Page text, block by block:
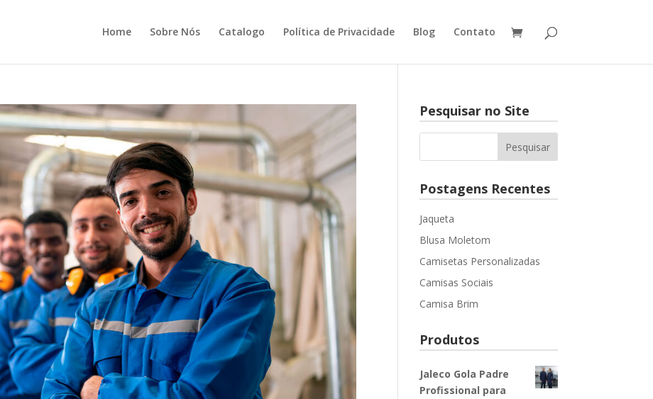
Home Sobre Nós Catalogo Política de Privacidade Blog Contato
Pesquisar no Site
Postagens Recentes
Jaqueta
Blusa Moletom
Camisetas Personalizadas
Camisas Sociais
Camisa Brim
Produtos
Jaleco Gola Padre
Profissional para